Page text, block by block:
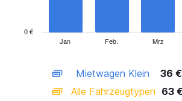
has
displaying
categories.
Jan Feb. Mrz
0 €
Mietwagen Klein
36
Alle Fahrzeugtypen 63